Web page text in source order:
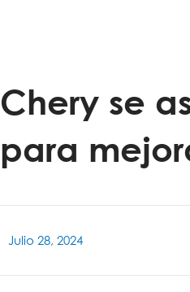
Chery se
para
Julio 28, 2024